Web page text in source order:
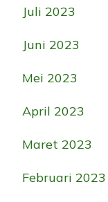
Juli 2023
Juni 2023
Mei 2023
April 2023
Maret 2023
Februari 2023